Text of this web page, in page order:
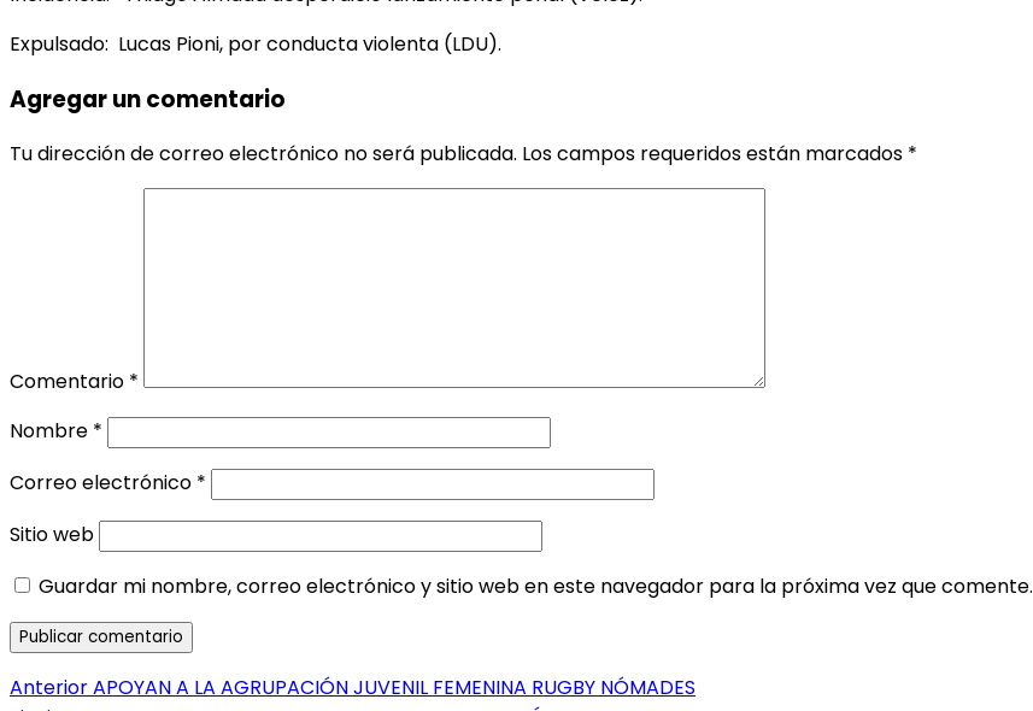
Expulsado: Lucas Pioni, por conducta violenta (LDU).
Agregar un comentario
Tu dirección de correo electrónico no será publicada. Los campos requeridos están marcados *
Comentario *
Nombre *
Correo electrónico *
Sitio web
Guardar mi nombre, correo electrónico y sitio web en este navegador para la próxima vez que comente.
Navegación
AnteriorEntrada
APOYAN A LA AGRUPACIÓN JUVENIL FEMENINA RUGBY NÓMADES